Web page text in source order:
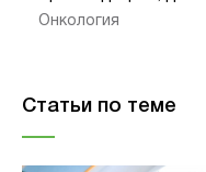
Онкология
Статьи по теме